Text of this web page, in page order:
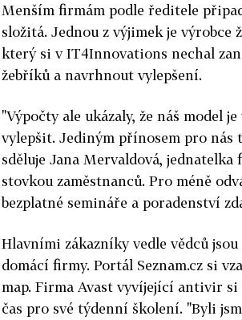
Menším firmám podle ředitele
složitá. Jednou z výjimek je výrobce
který si v IT4Innovations nechal
žebříků a navrhnout vylepšení.
"Výpočty ale ukázaly, že náš model
vylepšit. Jediným přínosem pro nás
sděluje Jana Mervaldová,
stovkou zaměstnanců. Pro méně
bezplatné semináře a poradenství
Hlavními zákazníky vedle vědců
domácí firmy. Portál Seznam.cz si
map. Firma Avast vyvíjející antivir
čas pro své týdenní školení. "Byli